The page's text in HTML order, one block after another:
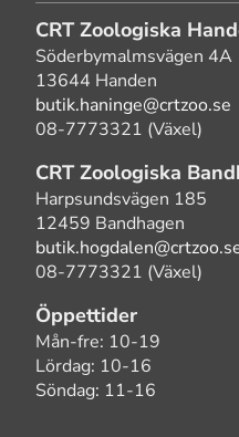
CRT Zoologiska
Söderbymalmsvägen 4A
13644 Handen
butik.haninge@crtzoo.se
08-7773321 (Växel)
CRT Zoologiska
Harpsundsvägen 185
12459 Bandhagen
08-7773321 (Växel)
Öppettider
Mån-fre: 10-19
Lördag: 10-16
Söndag: 11-16